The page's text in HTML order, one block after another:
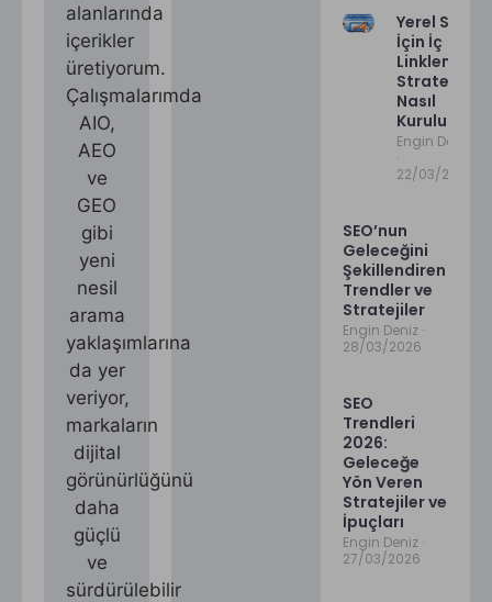
alanlarında
içerikler
üretiyorum.
Çalışmalarımda
AIO,
AEO
ve
GEO
gibi
yeni
nesil
arama
yaklaşımlarına
da yer
veriyor,
markaların
dijital
görünürlüğünü
daha
güçlü
ve
sürdürülebilir
Yerel SEO
İçin İç
Linkleme
Stratejisi
Nasıl
Kurulur?
Engin Deniz
22/03/2026
SEO’nun
Geleceğini
Şekillendiren
Trendler ve
Stratejiler
Engin Deniz
28/03/2026
SEO
Trendleri
2026:
Geleceğe
Yön Veren
Stratejiler ve
İpuçları
Engin Deniz
27/03/2026